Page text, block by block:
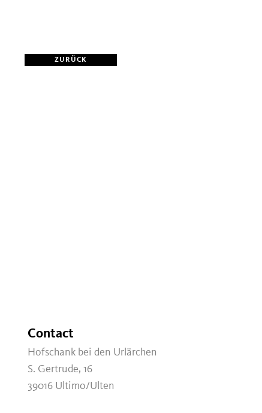
ZURÜCK
Contact
Hofschank bei den Urlärchen
S. Gertrude, 16
39016 Ultimo/Ulten